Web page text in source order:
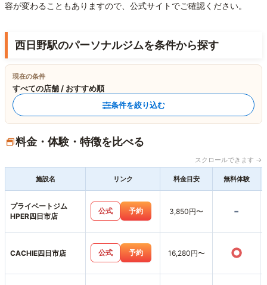
容が変わることもありますので、公式サイトでご確認ください。
西日野駅のパーソナルジムを条件から探す
現在の条件
すべての店舗 / おすすめ順
条件を絞り込む
料金・体験・特徴を比べる
スクロールできます →
施設名 リンク 料金目安 無料体験
プライベートジム
HPER四日市店
公式 予約 3,850円〜 -
CACHIE四日市店 公式 予約 16,280円〜 ○